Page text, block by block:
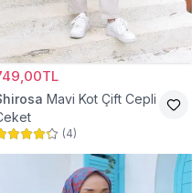
Mavi Kot Çift Cepli
(4)